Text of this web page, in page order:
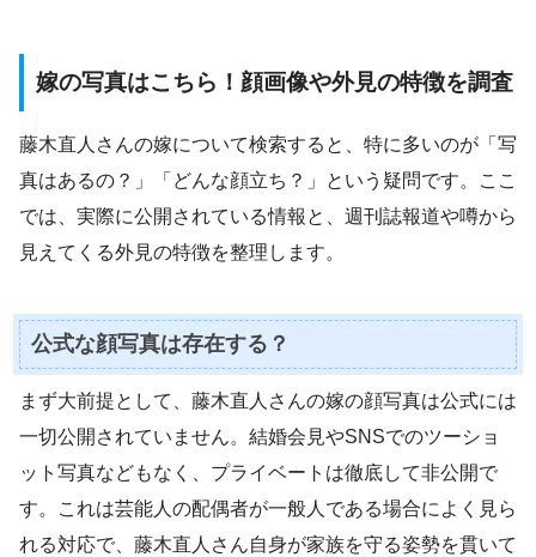
嫁の写真はこちら！顔画像や外見の特徴を調査
藤木直人さんの嫁について検索すると、特に多いのが「写
真はあるの？」「どんな顔立ち？」という疑問です。ここ
では、実際に公開されている情報と、週刊誌報道や噂から
見えてくる外見の特徴を整理します。
公式な顔写真は存在する？
まず大前提として、藤木直人さんの嫁の顔写真は公式には
一切公開されていません。結婚会見やSNSでのツーショ
ット写真などもなく、プライベートは徹底して非公開で
す。これは芸能人の配偶者が一般人である場合によく見ら
れる対応で、藤木直人さん自身が家族を守る姿勢を貫いて